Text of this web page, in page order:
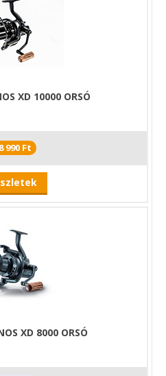
XD 10000 ORSÓ
990 Ft
XD 8000 ORSÓ